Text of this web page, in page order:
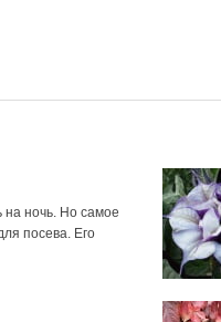
на ночь. Но самое
посева. Его